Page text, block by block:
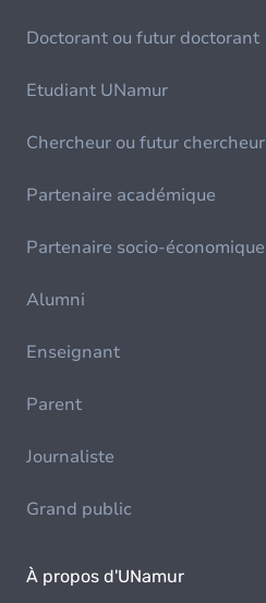
Doctorant ou futur doctorant
Etudiant UNamur
Chercheur ou futur chercheur
Partenaire académique
Partenaire socio-économique
Alumni
Enseignant
Parent
Journaliste
Grand public
À propos d'UNamur